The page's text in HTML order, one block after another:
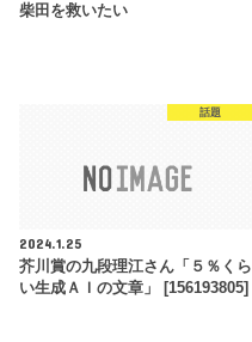
柴田を救いたい
話題
2024.1.25
芥川賞の九段理江さん「５％くら
い生成ＡＩの文章」 [156193805]